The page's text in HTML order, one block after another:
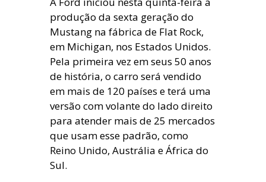
produção da sexta geração do
Mustang na fábrica de Flat Rock,
em Michigan, nos Estados Unidos.
Pela primeira vez em seus 50 anos
de história, o carro será vendido
em mais de 120 países e terá uma
versão com volante do lado direito
para atender mais de 25 mercados
que usam esse padrão, como
Reino Unido, Austrália e África do
Sul.